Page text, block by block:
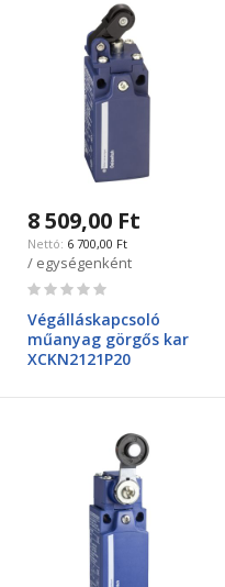
8 509,00 Ft
6 700,00 Ft
/ egységenként
Rating:
Végálláskapcsoló
műanyag görgős kar
XCKN2121P20